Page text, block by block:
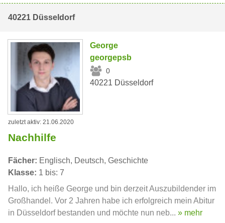
40221 Düsseldorf
George
georgepsb
0
40221 Düsseldorf
zuletzt aktiv: 21.06.2020
Nachhilfe
Fächer: Englisch, Deutsch, Geschichte
Klasse: 1 bis: 7
Hallo, ich heiße George und bin derzeit Auszubildender im
Großhandel. Vor 2 Jahren habe ich erfolgreich mein Abitur
in Düsseldorf bestanden und möchte nun neb... » mehr